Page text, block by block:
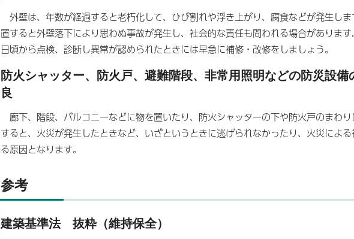
外壁は、年数が経過すると老朽化して、ひび割れや浮き上がり、腐食などが発生し
置すると外壁落下により思わぬ事故が発生し、社会的な責任も問われる場合があります
日頃から点検、診断し異常が認められたときには早急に補修・改修をしましょう。
防火シャッター、防火戸、避難階段、非常用照明などの防災設備
良
廊下、階段、バルコニーなどに物を置いたり、防火シャッターの下や防火戸のまわり
すると、火災が発生したときなど、いざというときに逃げられなかったり、火災によ
る原因となります。
参考
建築基準法 抜粋（維持保全）